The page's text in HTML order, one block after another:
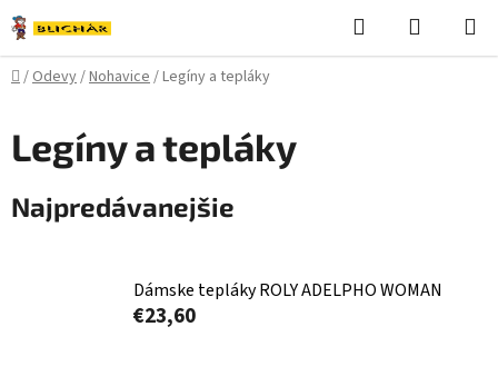
Prejsť
na
obsah
Hľadať
KOŠÍK
Domov
/Odevy/Nohavice/Legíny a tepláky
Legíny a tepláky
Najpredávanejšie
Dámske tepláky ROLY ADELPHO WOMAN
€23,60